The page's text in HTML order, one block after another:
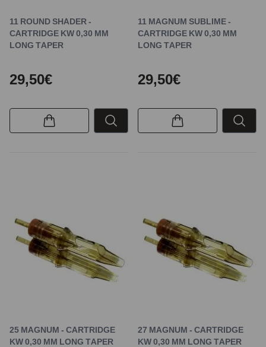
11 ROUND SHADER -
CARTRIDGE KW 0,30 MM
LONG TAPER
29,50€
11 MAGNUM SUBLIME -
CARTRIDGE KW 0,30 MM
LONG TAPER
29,50€
25 MAGNUM - CARTRIDGE
KW 0,30 MM LONG TAPER
27 MAGNUM - CARTRIDGE
KW 0,30 MM LONG TAPER